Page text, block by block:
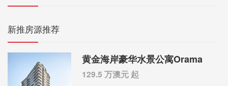
新推房源推荐
黄金海岸豪华水景公寓Orama
129.5 万澳元 起